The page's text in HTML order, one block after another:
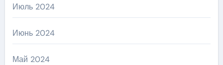
Июль 2024
Июнь 2024
Май 2024